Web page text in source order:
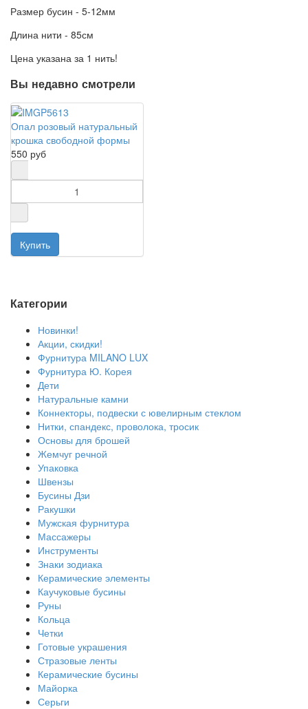
Размер бусин - 5-12мм
Длина нити - 85см
Цена указана за 1 нить!
Вы недавно смотрели
Опал розовый натуральный
крошка свободной формы
550 руб
Категории
Новинки!
Акции, скидки!
Фурнитура MILANO LUX
Фурнитура Ю. Корея
Дети
Натуральные камни
Коннекторы, подвески с ювелирным стеклом
Нитки, спандекс, проволока, тросик
Основы для брошей
Жемчуг речной
Упаковка
Швензы
Бусины Дзи
Ракушки
Мужская фурнитура
Массажеры
Инструменты
Знаки зодиака
Керамические элементы
Каучуковые бусины
Руны
Кольца
Четки
Готовые украшения
Стразовые ленты
Керамические бусины
Майорка
Серьги